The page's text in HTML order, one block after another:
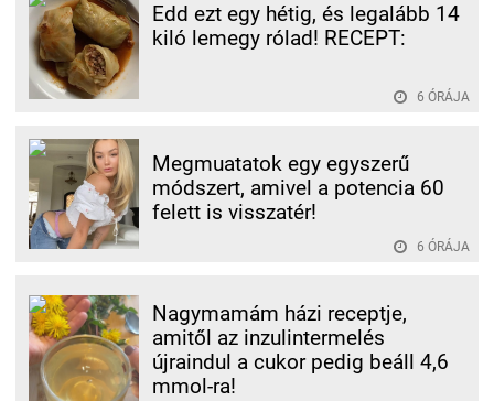
Edd ezt egy hétig, és legalább 14
kiló lemegy rólad! RECEPT:
6 ÓRÁJA
Megmuatatok egy egyszerű
módszert, amivel a potencia 60
felett is visszatér!
6 ÓRÁJA
Nagymamám házi receptje,
amitől az inzulintermelés
újraindul a cukor pedig beáll 4,6
mmol-ra!